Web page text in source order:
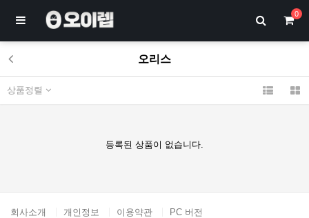
0
오리스
상품정렬
등록된 상품이 없습니다.
회사소개 개인정보 이용약관 PC 버전